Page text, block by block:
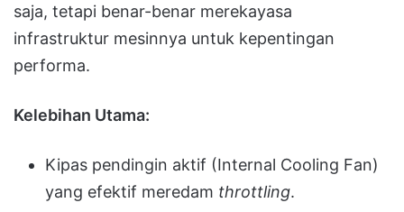
saja, tetapi benar-benar merekayasa
infrastruktur mesinnya untuk kepentingan
performa.
Kelebihan Utama:
Kipas pendingin aktif (Internal Cooling Fan)
yang efektif meredam throttling.